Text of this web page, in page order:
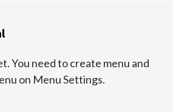
setzen immer mehr auf
You need to create menu and
on Menu Settings.